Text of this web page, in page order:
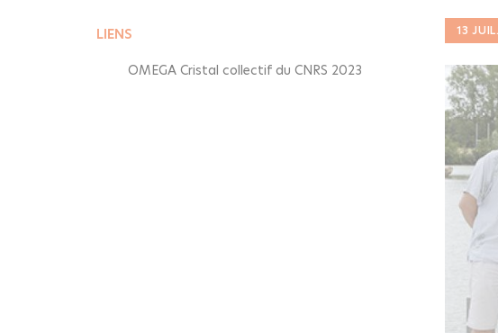
LIENS
OMEGA Cristal collectif du CNRS 2023
13